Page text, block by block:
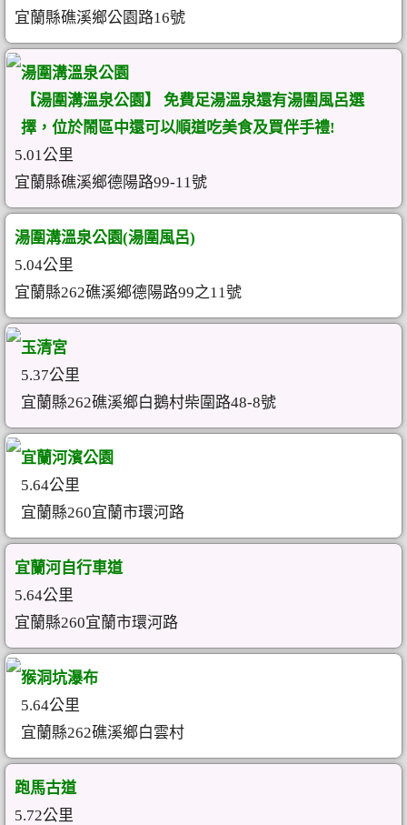
宜蘭縣礁溪鄉公園路16號
湯圍溝溫泉公園
【湯圍溝溫泉公園】 免費足湯溫泉還有湯圍風呂選
擇，位於鬧區中還可以順道吃美食及買伴手禮!
5.01公里
宜蘭縣礁溪鄉德陽路99-11號
湯圍溝溫泉公園(湯圍風呂)
5.04公里
宜蘭縣262礁溪鄉德陽路99之11號
玉清宮
5.37公里
宜蘭縣262礁溪鄉白鵝村柴圍路48-8號
宜蘭河濱公園
5.64公里
宜蘭縣260宜蘭市環河路
宜蘭河自行車道
5.64公里
宜蘭縣260宜蘭市環河路
猴洞坑瀑布
5.64公里
宜蘭縣262礁溪鄉白雲村
跑馬古道
5.72公里